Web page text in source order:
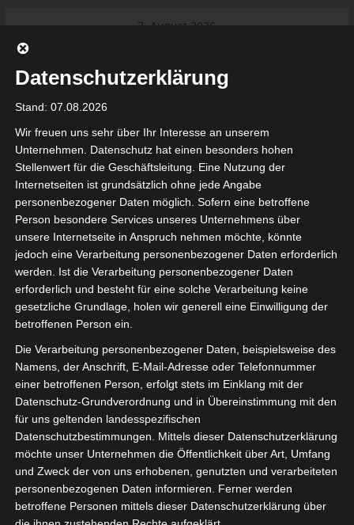
7. August 2026
beginnt am 22. und 23. August
2026 (Update)
Meisterschaft an
Ligue 1 Pro: Spielplan der ersten 15
Spieltage der Saison 2026/2027
Ligue 2 Pro Tunesien 2026/2027 –
Saison beginnt am am 19./20.
September 2026
Internationaler Sportgerichtshof
lehnt Eilverfahren ab – AS Soliman
steuert auf die Ligue 2 zu
tunesienfussball.de
Tunesien Ligafußball
von Google Adsense (Google Ireland Limited, Gordon House, Barrow
Ireland) benötigen wir laut DSGVO Ihre Zustimmung. Es werden seitens
Daten erhoben, verarbeitet und gespeichert. Welche Daten genau
bitte den Datenschutzbedingungen.
Google Adsenseist deaktiviert. ✓ Erlauben Datenschutzbedingungen
Sie befinden sich hier:Startseite»Baâth sportif de
Bou Hajla (BSB) – Stade Africain de Menzel Bourguiba
Datenschutzerklärung
Stand: 07.08.2026
Wir freuen uns sehr über Ihr Interesse an unserem
Unternehmen. Datenschutz hat einen besonders hohen
Stellenwert für die Geschäftsleitung. Eine Nutzung der
Internetseiten ist grundsätzlich ohne jede Angabe
personenbezogener Daten möglich. Sofern eine betroffene
Person besondere Services unseres Unternehmens über
unsere Internetseite in Anspruch nehmen möchte, könnte
jedoch eine Verarbeitung personenbezogener Daten erforderlich
werden. Ist die Verarbeitung personenbezogener Daten
erforderlich und besteht für eine solche Verarbeitung keine
gesetzliche Grundlage, holen wir generell eine Einwilligung der
betroffenen Person ein.
Die Verarbeitung personenbezogener Daten, beispielsweise des
Namens, der Anschrift, E-Mail-Adresse oder Telefonnummer
einer betroffenen Person, erfolgt stets im Einklang mit der
Datenschutz-Grundverordnung und in Übereinstimmung mit den
für uns geltenden landesspezifischen
Datenschutzbestimmungen. Mittels dieser Datenschutzerklärung
möchte unser Unternehmen die Öffentlichkeit über Art, Umfang
und Zweck der von uns erhobenen, genutzten und verarbeiteten
personenbezogenen Daten informieren. Ferner werden
betroffene Personen mittels dieser Datenschutzerklärung über